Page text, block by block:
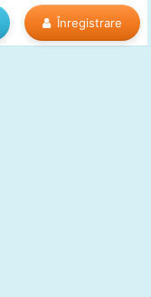
Înregistrare